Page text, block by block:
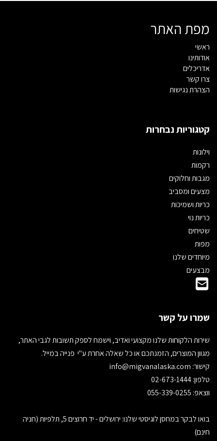
מפת האתר
ראשי
אודותינו
אדריכלים
צרו קשר
הצהרת נגישות
קטגוריות נבחרות
וילונות
רקמות
מגבות וחלוקים
מצעים ומסביב
כריות ושמיכות
כריות נוי
שטיחים
מפות
מיוחדים שלנו
מבצעים
שמרו על קשר
שירות הלקוחות שלנו מקצועי ואדיב, וישמח לספק תשובות לגבי האתר,
מגוון המוצרים, הזמנתכם או כל שאלה אחרת ע"י פנייה במייל.
קישור:
טלפון: 02-673-1444
ווצאפ: 055-339-0255
בואו לבקר במחסן לוגיסטי שלנו: ירושלים - יד חרוצים 5, תלפיות (חניה
חינם)